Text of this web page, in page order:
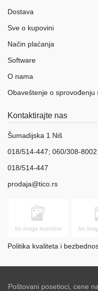
Dostava
Sve o kupovini
Način plaćanja
Software
O nama
Obaveštenje o sprovođenju
Kontaktirajte nas
Šumadijska 1 Niš
018/514-447; 060/308-8002
018/514-447
prodaja@tico.rs
Politika kvaliteta i
Poštovani posetioci, cene